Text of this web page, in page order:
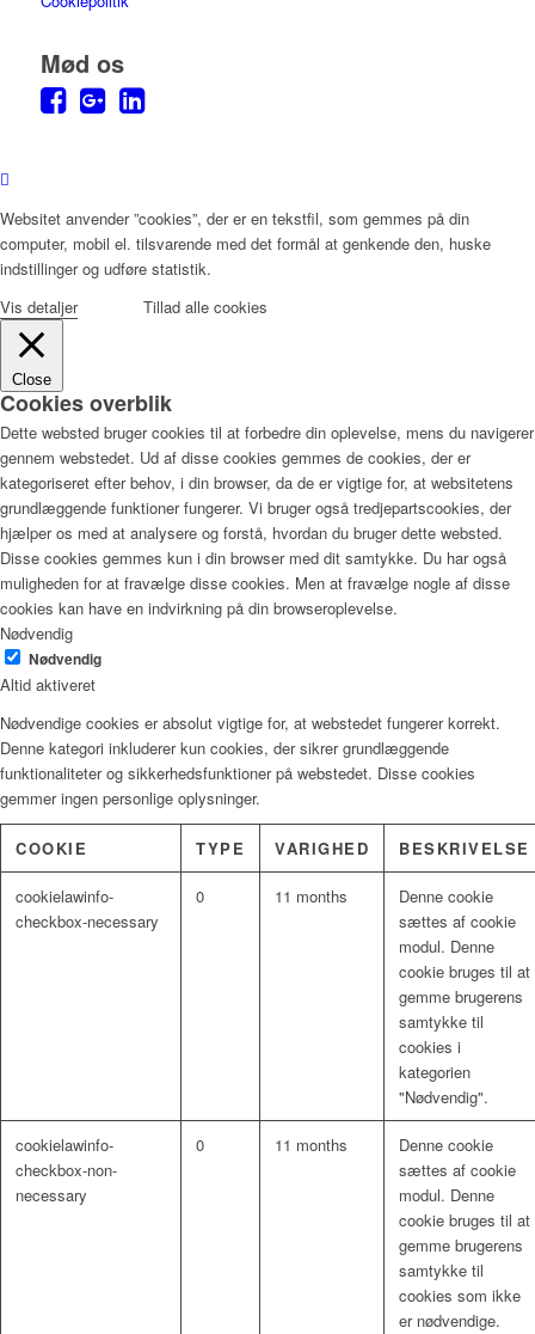
Mød os
Websitet anvender ”cookies”, der er en tekstfil, som gemmes på din
computer, mobil el. tilsvarende med det formål at genkende den, huske
indstillinger og udføre statistik.
Vis detaljer
Tillad alle cookies
Close
Cookies overblik
Dette websted bruger cookies til at forbedre din oplevelse, mens du navigerer
gennem webstedet. Ud af disse cookies gemmes de cookies, der er
kategoriseret efter behov, i din browser, da de er vigtige for, at websitetens
grundlæggende funktioner fungerer. Vi bruger også tredjepartscookies, der
hjælper os med at analysere og forstå, hvordan du bruger dette websted.
Disse cookies gemmes kun i din browser med dit samtykke. Du har også
muligheden for at fravælge disse cookies. Men at fravælge nogle af disse
cookies kan have en indvirkning på din browseroplevelse.
Nødvendig
Nødvendig
Altid aktiveret
Nødvendige cookies er absolut vigtige for, at webstedet fungerer korrekt.
Denne kategori inkluderer kun cookies, der sikrer grundlæggende
funktionaliteter og sikkerhedsfunktioner på webstedet. Disse cookies
gemmer ingen personlige oplysninger.
COOKIE TYPE VARIGHED BESKRIVELSE
cookielawinfo-
checkbox-necessary
0 11 months
Denne cookie
sættes af cookie
modul. Denne
cookie bruges til at
gemme brugerens
samtykke til
cookies i
kategorien
"Nødvendig".
cookielawinfo-
checkbox-non-
necessary
0 11 months
Denne cookie
sættes af cookie
modul. Denne
cookie bruges til at
gemme brugerens
samtykke til
cookies som ikke
er nødvendige.